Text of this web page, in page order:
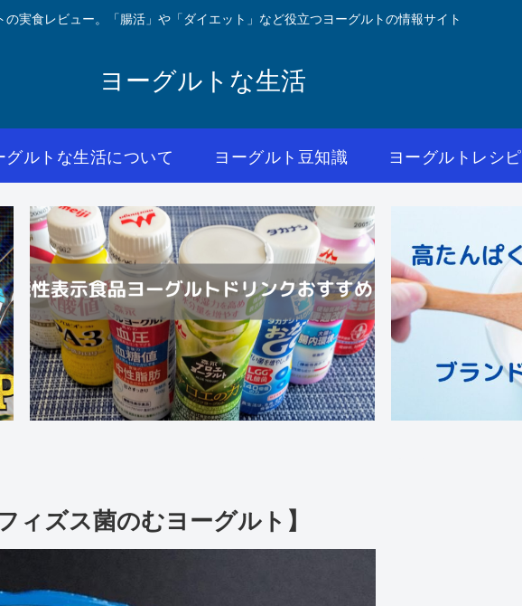
の実食レビュー。「腸活」や「ダイエット」など役立つヨーグルトの情報サイト
ヨーグルトな生活
グルトな生活について ヨーグルト豆知識 ヨーグルトレシピ
ズス菌のむヨーグルト】